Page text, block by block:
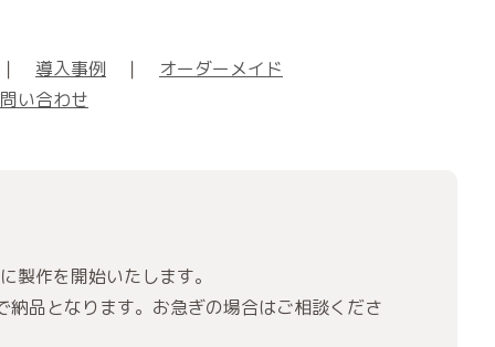
導入事例 ｜ オーダーメイド
い合わせ
製作を開始いたします。
納品となります。お急ぎの場合はご相談くださ